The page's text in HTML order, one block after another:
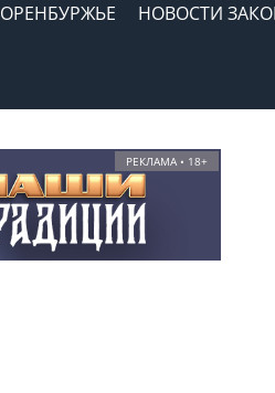
ОРЕНБУРЖЬЕ
НОВОСТИ
РЕКЛАМА • 18+